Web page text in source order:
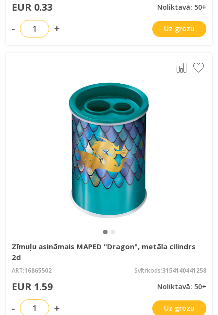
EUR 0.33 Noliktavā: 50+
- + Uz grozu
Zīmuļu asināmais MAPED "Dragon", metāla cilindrs
2d
ART:16865502 Svītrkods:3154140441258
EUR 1.59 Noliktavā: 50+
- + Uz grozu